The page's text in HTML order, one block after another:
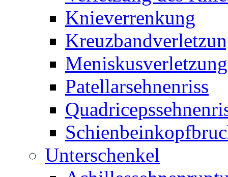
Knieverrenkung
Meniskusverletzung
Patellarsehnenriss
Unterschenkel